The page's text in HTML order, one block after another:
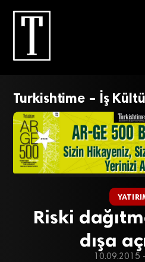
Turkishtime – İş
Riski
dışa
10.09.2015